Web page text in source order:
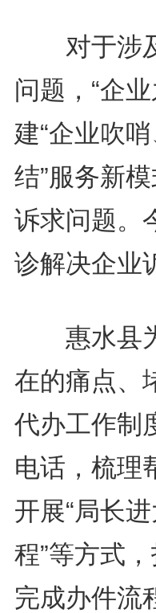
对于涉及
问题，“企
建“企业吹
结”服务新
诉求问题。
诊解决企业
惠水县为
在的痛点、
代办工作制
电话，梳理
开展“局长
程”等方式
完成办件流